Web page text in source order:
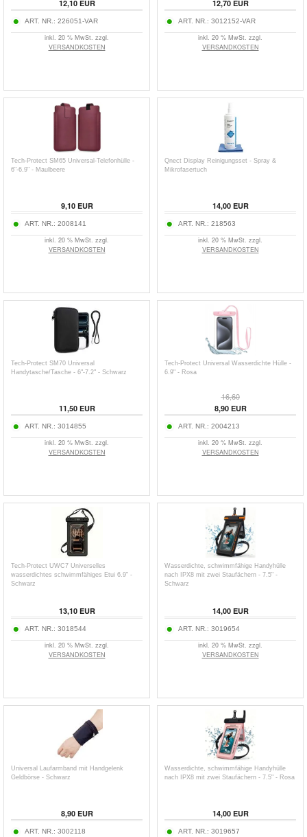
12,10EUR
ART. NR.: 226051-VAR
inkl. 20 % MwSt. zzgl.
VERSANDKOSTEN
12,70EUR
ART. NR.: 3012152-VAR
inkl. 20 % MwSt. zzgl.
VERSANDKOSTEN
Tech-Protect SM65 Universal-Telefonhülle -
6"-6.9" - Maulbeere
9,10EUR
ART. NR.: 2008141
inkl. 20 % MwSt. zzgl.
VERSANDKOSTEN
Qnect Display Reinigungsset - Spray &
Mikrofasertuch
14,00EUR
ART. NR.: 218563
inkl. 20 % MwSt. zzgl.
VERSANDKOSTEN
Tech-Protect SM70 Universal
Handytasche/Tasche - 6"-7.2" - Schwarz
11,50EUR
ART. NR.: 3014855
inkl. 20 % MwSt. zzgl.
VERSANDKOSTEN
Tech-Protect Universal Wasserdichte Hülle -
6.9" - Rosa
16,60
8,90EUR
ART. NR.: 2004213
inkl. 20 % MwSt. zzgl.
VERSANDKOSTEN
Tech-Protect UWC7 Universelles
wasserdichtes schwimmfähiges Etui 6.9" -
Schwarz
13,10EUR
ART. NR.: 3018544
inkl. 20 % MwSt. zzgl.
VERSANDKOSTEN
Wasserdichte, schwimmfähige Handyhülle
nach IPX8 mit zwei Staufächern - 7.5" -
Schwarz
14,00EUR
ART. NR.: 3019654
inkl. 20 % MwSt. zzgl.
VERSANDKOSTEN
Universal Laufarmband mit Handgelenk
Geldbörse - Schwarz
8,90EUR
ART. NR.: 3002118
Wasserdichte, schwimmfähige Handyhülle
nach IPX8 mit zwei Staufächern - 7.5" - Rosa
14,00EUR
ART. NR.: 3019657